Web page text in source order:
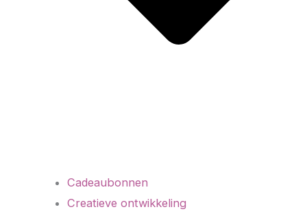
Cadeaubonnen
Creatieve ontwikkeling